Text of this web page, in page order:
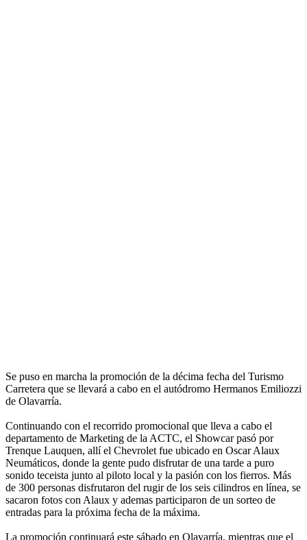
Se puso en marcha la promoción de la décima fecha del Turismo
Carretera que se llevará a cabo en el autódromo Hermanos Emiliozzi
de Olavarría.
Continuando con el recorrido promocional que lleva a cabo el
departamento de Marketing de la ACTC, el Showcar pasó por
Trenque Lauquen, allí el Chevrolet fue ubicado en Oscar Alaux
Neumáticos, donde la gente pudo disfrutar de una tarde a puro
sonido teceista junto al piloto local y la pasión con los fierros. Más
de 300 personas disfrutaron del rugir de los seis cilindros en línea, se
sacaron fotos con Alaux y ademas participaron de un sorteo de
entradas para la próxima fecha de la máxima.
La promoción continuará este sábado en Olavarría, mientras que el